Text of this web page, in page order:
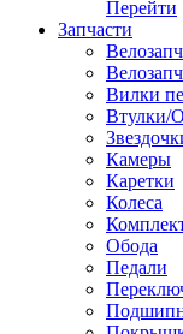
Перейти
Запчасти
Вилки
Втулки/
Камеры
Каретки
Колеса
Обода
Педали